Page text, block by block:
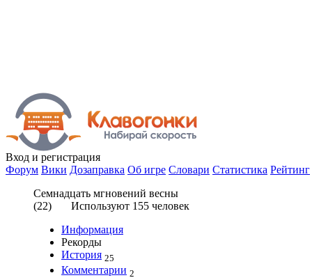
Вход и регистрация
Форум Вики Дозаправка Об игре Словари Статистика Рейтинг
Семнадцать мгновений весны
(22) Используют 155 человек
Информация
Рекорды
История 25
Комментарии 2